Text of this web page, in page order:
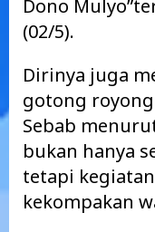
Dono
(02/5).
Dirinya juga
gotong
Sebab
bukan hanya
tetapi
kekompakan